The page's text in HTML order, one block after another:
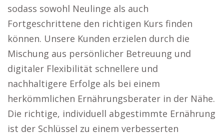
sodass sowohl Neulinge als auch
Fortgeschrittene den richtigen Kurs finden
können. Unsere Kunden erzielen durch die
Mischung aus persönlicher Betreuung und
digitaler Flexibilität schnellere und
nachhaltigere Erfolge als bei einem
herkömmlichen Ernährungsberater in der Nähe.
Die richtige, individuell abgestimmte Ernährung
ist der Schlüssel zu einem verbesserten